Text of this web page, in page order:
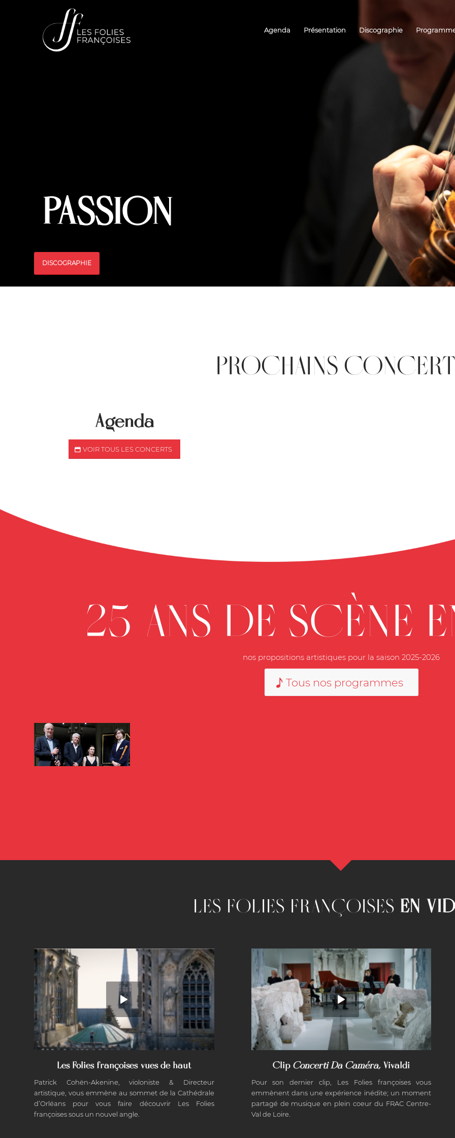
Agenda Présentation Discographie
PASSION
DISCOGRAPHIE
PROCHAINS
Agenda
VOIR TOUS LES CONCERTS
25 ANS DE SCÈNE
nos propositions artistiques pour la saison 2025-2026
Tous nos programmes
25 ans de scène en
2025
propositions artistiques
LES FOLIES FRANÇOISES EN
Les Folies françoises vues de haut
Patrick Cohën-Akenine, violoniste & Directeur
artistique, vous emmène au sommet de la Cathédrale
d’Orléans pour vous faire découvrir Les Folies
françoises sous un nouvel angle.
Clip Concerti Da Caméra, Vivaldi
Pour son dernier clip, Les Folies françoises vous
emmènent dans une expérience inédite; un moment
partagé de musique en plein coeur du FRAC Centre-
Val de Loire.